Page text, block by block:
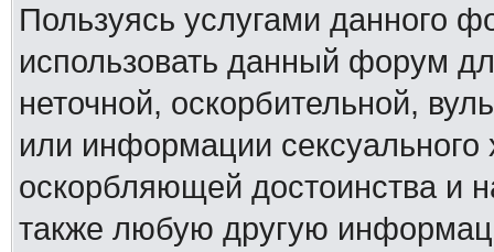
Пользуясь услугами данного
использовать данный форум
неточной, оскорбительной,
или информации
оскорбляющей достоинства и
также любую другую